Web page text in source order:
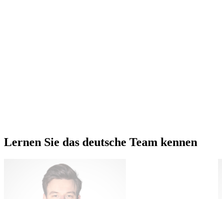
Lernen Sie das deutsche Team kennen